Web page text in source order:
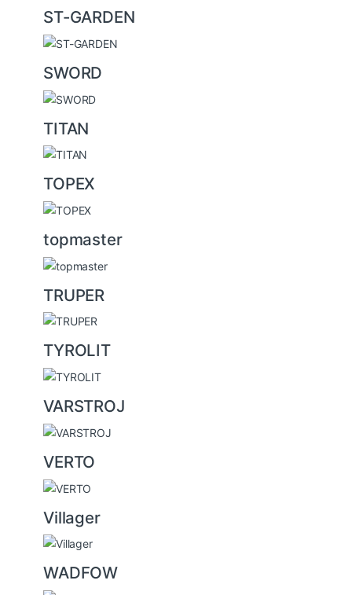
ST-GARDEN
SWORD
TITAN
TOPEX
topmaster
TRUPER
TYROLIT
VARSTROJ
VERTO
Villager
WADFOW